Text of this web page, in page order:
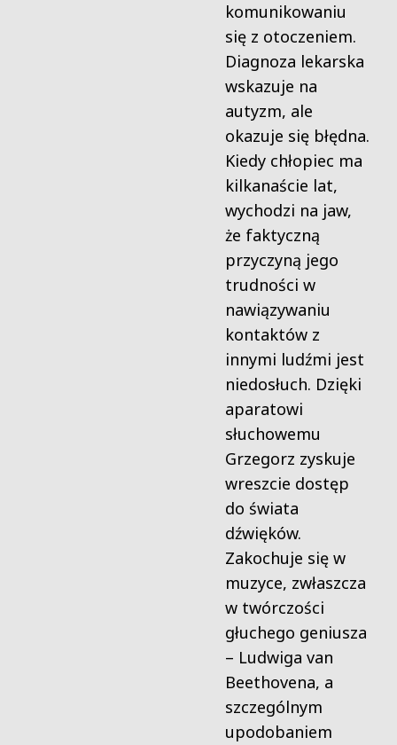
komunikowaniu
się z otoczeniem.
Diagnoza lekarska
wskazuje na
autyzm, ale
okazuje się błędna.
Kiedy chłopiec ma
kilkanaście lat,
wychodzi na jaw,
że faktyczną
przyczyną jego
trudności w
nawiązywaniu
kontaktów z
innymi ludźmi jest
niedosłuch. Dzięki
aparatowi
słuchowemu
Grzegorz zyskuje
wreszcie dostęp
do świata
dźwięków.
Zakochuje się w
muzyce, zwłaszcza
w twórczości
głuchego geniusza
– Ludwiga van
Beethovena, a
szczególnym
upodobaniem